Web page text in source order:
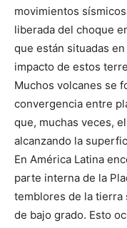
movimientos
liberada del choque
que están situadas
impacto de estos
Muchos volcanes se
convergencia entre
que, muchas veces,
alcanzando la
En América Latina
parte interna de la
temblores de la tierra
de bajo grado. Esto